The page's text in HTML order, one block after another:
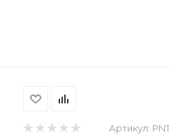
Артикул: